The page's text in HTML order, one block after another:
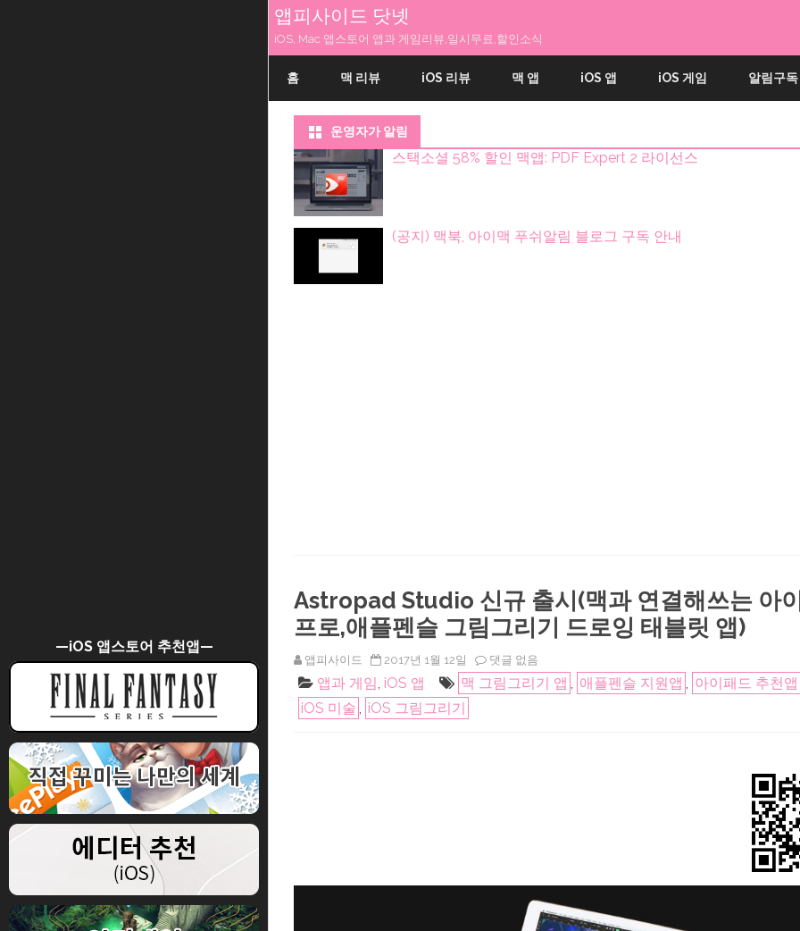
—iOS 앱스토어 추천앱—
앱피사이드 닷넷
iOS, Mac 앱스토어 앱과 게임리뷰,일시무료,할인소식
로
띄
홈 맥 리뷰 iOS 리뷰 맥 앱 iOS 앱 iOS 게임 알림구독
운영자가 알림
스택소셜 58% 할인 맥앱: PDF Expert 2 라이선스
(공지) 맥북, 아이맥 푸쉬알림 블로그 구독 안내
Astropad Studio 신규 출시(맥과 연결해쓰는 아
프로,애플펜슬 그림그리기 드로잉 태블릿 앱)
앱피사이드 2017년 1월 12일
Astropad
Studio
신
프
댓글 없음
앱과 게임, iOS 앱 맥 그림그리기 앱 , 애플펜슬 지원앱 , 아이패드 추천앱
iOS 미술 , iOS 그림그리기